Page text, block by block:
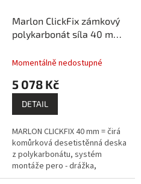
Marlon ClickFix zámkový
polykarbonát síla 40 mm
Momentálně nedostupné
5 078 Kč
DETAIL
MARLON CLICKFIX 40 mm = čirá
komůrková desetistěnná deska
z polykarbonátu, systém
montáže pero - drážka,
prémiový výrobce BRETT